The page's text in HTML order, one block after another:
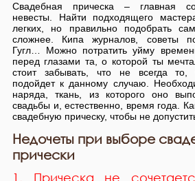
Свадебная прическа – главная
невесты. Найти подходящего
легких, но правильно подобрать
сложнее. Кипа журналов, советы
Гугл… Можно потратить уйму
перед глазами та, о которой ты
стоит забывать, что не всегда то,
подойдет к данному случаю.
наряда, ткань, из которого оно
свадьбы и, естественно, время года.
свадебную прическу, чтобы не
Недочеты при выборе
прически
1. Прическа не